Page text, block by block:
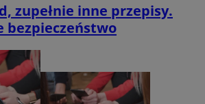
zupełnie inne przepisy.
bezpieczeństwo